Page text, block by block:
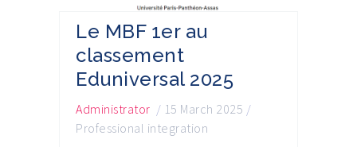
Le MBF 1er au
classement
Eduniversal 2025
Administrator / 15 March 2025 /
Professional integration